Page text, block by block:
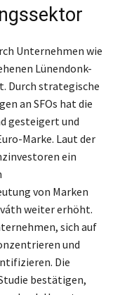
Unternehmen wie
Lünendonk-
Durch strategische
an SFOs hat die
gesteigert und
Marke. Laut der
ein
von Marken
weiter erhöht.
sich auf
und
Die
bestätigen,